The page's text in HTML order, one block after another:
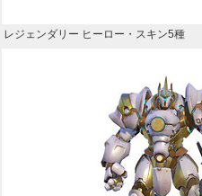
レジェンダリー ヒーロー・スキン5種